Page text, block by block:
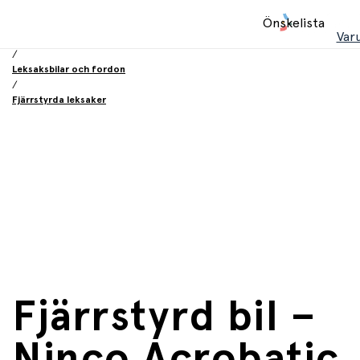
Önskelista
/
Leksaksbilar och fordon
/
Fjärrstyrda leksaker
Fjärrstyrd bil –